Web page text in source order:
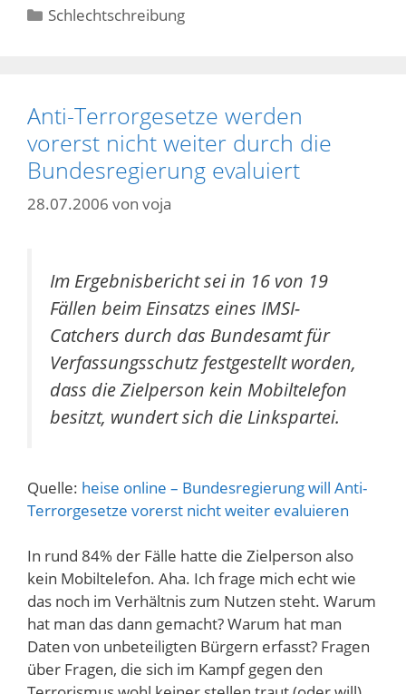
Kategorien
Schlechtschreibung
Anti-Terrorgesetze werden
vorerst nicht weiter durch die
Bundesregierung evaluiert
28.07.2006 von voja
Im Ergebnisbericht sei in 16 von 19
Fällen beim Einsatzs eines IMSI-
Catchers durch das Bundesamt für
Verfassungsschutz festgestellt worden,
dass die Zielperson kein Mobiltelefon
besitzt, wundert sich die Linkspartei.
Quelle: heise online – Bundesregierung will Anti-
Terrorgesetze vorerst nicht weiter evaluieren
In rund 84% der Fälle hatte die Zielperson also
kein Mobiltelefon. Aha. Ich frage mich echt wie
das noch im Verhältnis zum Nutzen steht. Warum
hat man das dann gemacht? Warum hat man
Daten von unbeteiligten Bürgern erfasst? Fragen
über Fragen, die sich im Kampf gegen den